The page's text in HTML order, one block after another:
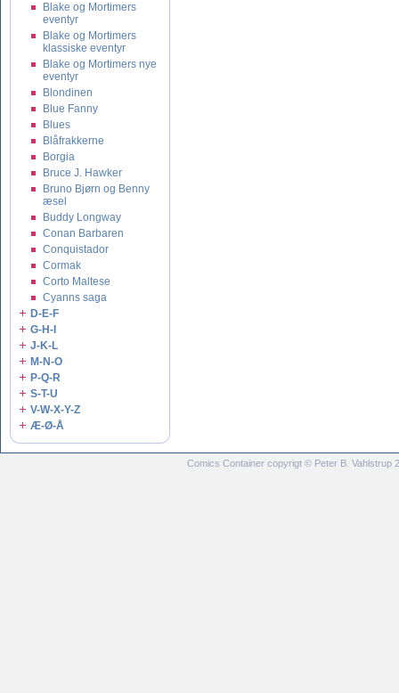
Blake og Mortimers
eventyr
Blake og Mortimers
klassiske eventyr
Blake og Mortimers nye
eventyr
Blondinen
Blue Fanny
Blues
Blåfrakkerne
Borgia
Bruce J. Hawker
Bruno Bjørn og Benny
æsel
Buddy Longway
Conan Barbaren
Conquistador
Cormak
Corto Maltese
Cyanns saga
D-E-F
G-H-I
J-K-L
M-N-O
P-Q-R
S-T-U
V-W-X-Y-Z
Æ-Ø-Å
Comics Container copyrigt © Peter B.